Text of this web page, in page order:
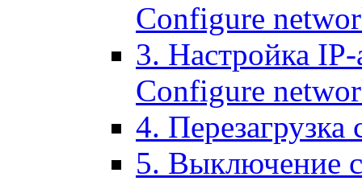
Configure
3. Настройка
Configure
4. Перезагрузка
5. Выключение